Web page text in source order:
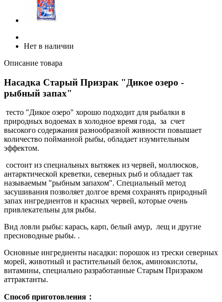
Нет в наличии
Описание товара
Насадка Старый Призрак "Дикое озеро -
рыбный запах"
тесто "Дикое озеро" хорошо подходит для рыбалки в
природных водоемах в холодное время года, за счет
высокого содержания разнообразной живности повышает
количество пойманной рыбы, обладает изумительным
эффектом.
состоит из специальных вытяжек из червей, моллюсков,
антарктической креветки, северных рыб и обладает так
называемым "рыбным запахом". Специальный метод
засушивания позволяет долгое время сохранять природный
запах ингредиентов и красных червей, которые очень
привлекательны для рыбы.
Вид ловли рыбы: карась, карп, белый амур, лещ и другие
пресноводные рыбы. .
Основные ингредиенты насадки: порошок из трески северных
морей, животный и растительный белок, аминокислоты,
витамины, специально разработанные Старым Призраком
аттрактанты.
Способ приготовления：